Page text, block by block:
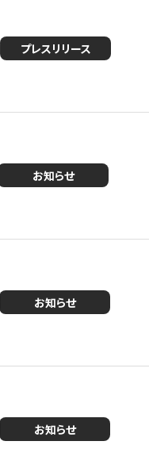
プレスリリース
お知らせ
お知らせ
お知らせ